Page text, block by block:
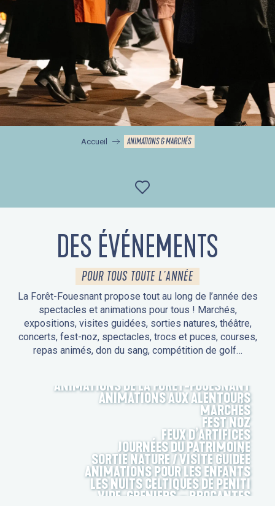
Accueil ANIMATIONS & MARCHÉS
Ajouter aux
DES ÉVÉNEMENTS
POUR TOUS TOUTE L'ANNÉE
La Forêt-Fouesnant propose tout au long de l’année des
spectacles et animations pour tous ! Marchés,
expositions, visites guidées, sorties natures, théâtre,
concerts, fest-noz, spectacles, trocs et puces, courses,
repas animés, don du sang, compétition de golf…
ANIMATIONS DE LA FORÊT-FOUESNANT
ANIMATIONS AUX ALENTOURS
MARCHÉS
FEST NOZ
FEUX D’ARTIFICES
JOURNÉES DU PATRIMOINE
SORTIE NATURE / VISITE GUIDÉE
ANIMATIONS POUR LES ENFANTS
LES NUITS CELTIQUES DE PENITI
VIDE-GRENIERS – BROCANTES